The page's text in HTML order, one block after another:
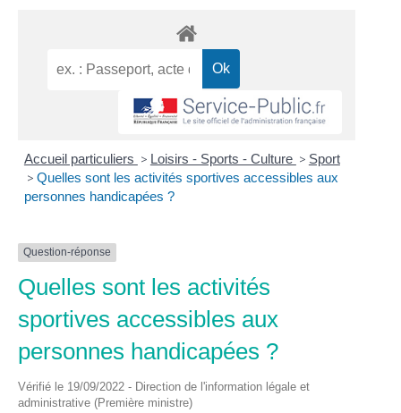
Accueil particuliers > Loisirs - Sports - Culture > Sport
> Quelles sont les activités sportives accessibles aux
personnes handicapées ?
Question-réponse
Quelles sont les activités
sportives accessibles aux
personnes handicapées ?
Vérifié le 19/09/2022 - Direction de l'information légale et
administrative (Première ministre)